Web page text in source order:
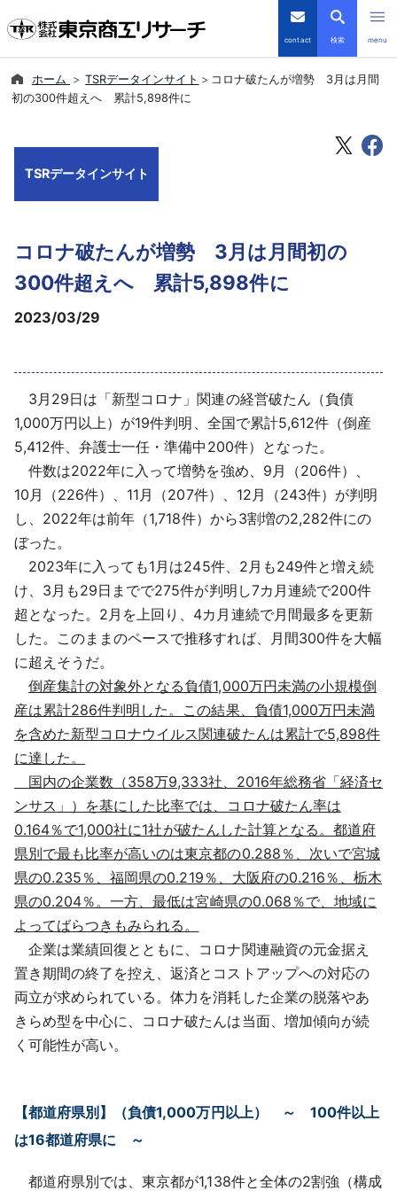
contact 検索 menu
倒産・注目企業情報
会社案内
導入事例
採用情報
よくあるご質問
English
ホーム TSRデータインサイト
コロナ破たんが増勢 3月は月間
初の300件超えへ 累計5,898件に
TSRデータインサイト
コロナ破たんが増勢 3月は月間初の
300件超えへ 累計5,898件に
2023/03/29
3月29日は「新型コロナ」関連の経営破たん（負債
1,000万円以上）が19件判明、全国で累計5,612件（倒産
5,412件、弁護士一任・準備中200件）となった。
件数は2022年に入って増勢を強め、9月（206件）、
10月（226件）、11月（207件）、12月（243件）が判明
し、2022年は前年（1,718件）から3割増の2,282件にの
ぼった。
2023年に入っても1月は245件、2月も249件と増え続
け、3月も29日までで275件が判明し7カ月連続で200件
超となった。2月を上回り、4カ月連続で月間最多を更新
した。このままのペースで推移すれば、月間300件を大幅
に超えそうだ。
倒産集計の対象外となる負債1,000万円未満の小規模倒
産は累計286件判明した。この結果、負債1,000万円未満
を含めた新型コロナウイルス関連破たんは累計で5,898件
に達した。
国内の企業数（358万9,333社、2016年総務省「経済セ
ンサス」）を基にした比率では、コロナ破たん率は
0.164％で1,000社に1社が破たんした計算となる。都道府
県別で最も比率が高いのは東京都の0.288％、次いで宮城
県の0.235％、福岡県の0.219％、大阪府の0.216％、栃木
県の0.204％。一方、最低は宮崎県の0.068％で、地域に
よってばらつきもみられる。
企業は業績回復とともに、コロナ関連融資の元金据え
置き期間の終了を控え、返済とコストアップへの対応の
両立が求められている。体力を消耗した企業の脱落やあ
きらめ型を中心に、コロナ破たんは当面、増加傾向が続
く可能性が高い。
【都道府県別】（負債1,000万円以上） ～ 100件以上
は16都道府県に ～
都道府県別では、東京都が1,138件と全体の2割強（構成